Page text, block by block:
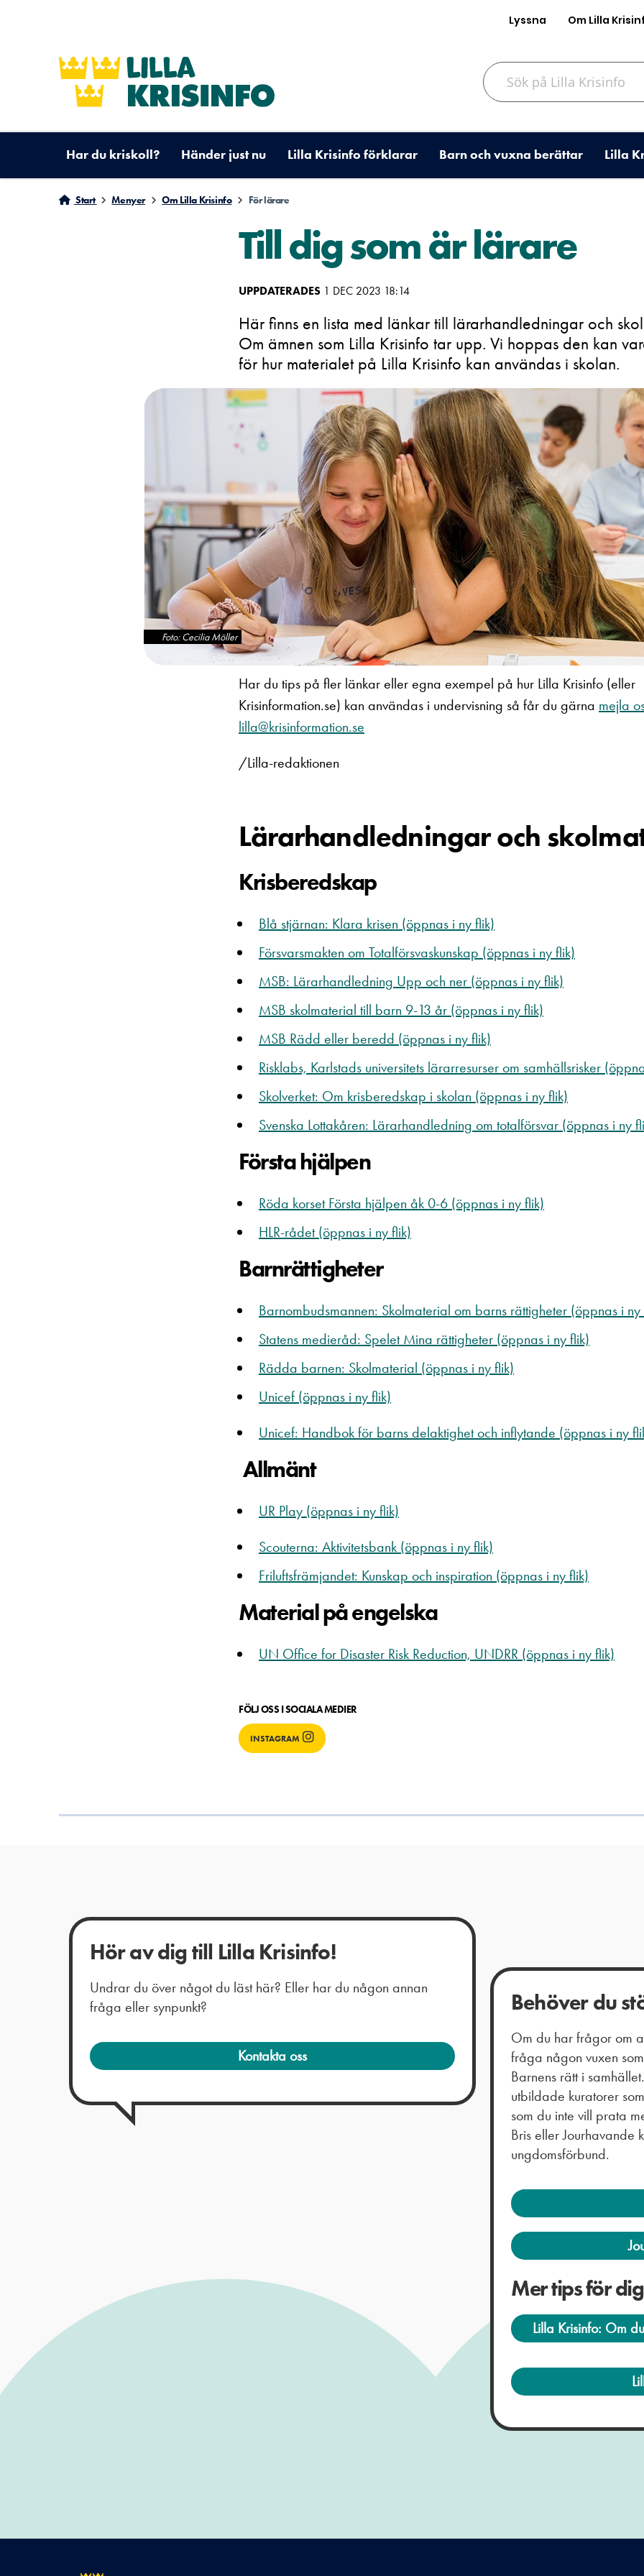
Lyssna Om Lilla
Sök på Lilla Krisinfo
Har du kriskoll? Händer just nu Lilla Krisinfo förklarar Barn och vuxna berättar Lilla
Start Menyer Om Lilla Krisinfo För lärare
Till dig som är lärare
UPPDATERADES 1 DEC 2023 18:14
Här finns en lista med länkar till lärarhandledningar och
Om ämnen som Lilla Krisinfo tar upp. Vi hoppas den kan
för hur materialet på Lilla Krisinfo kan användas i skolan.
Foto: Cecilia Möller
Har du tips på fler länkar eller egna exempel på hur Lilla Krisinfo (eller
Krisinformation.se) kan användas i undervisning så får du gärna mejla
lilla@krisinformation.se
/Lilla-redaktionen
Lärarhandledningar och
Krisberedskap
Blå stjärnan: Klara krisen (öppnas i ny flik)
Försvarsmakten om Totalförsvaskunskap (öppnas i ny flik)
MSB: Lärarhandledning Upp och ner (öppnas i ny flik)
MSB skolmaterial till barn 9-13 år (öppnas i ny flik)
MSB Rädd eller beredd (öppnas i ny flik)
Risklabs, Karlstads universitets lärarresurser om samhällsrisker
Skolverket: Om krisberedskap i skolan (öppnas i ny flik)
Svenska Lottakåren: Lärarhandledning om totalförsvar (öppnas i ny
Första hjälpen
Röda korset Första hjälpen åk 0-6 (öppnas i ny flik)
HLR-rådet (öppnas i ny flik)
Barnrättigheter
Barnombudsmannen: Skolmaterial om barns rättigheter (öppnas i ny
Statens medieråd: Spelet Mina rättigheter (öppnas i ny flik)
Rädda barnen: Skolmaterial (öppnas i ny flik)
Unicef (öppnas i ny flik)
Unicef: Handbok för barns delaktighet och inflytande (öppnas i ny
Allmänt
UR Play (öppnas i ny flik)
Scouterna: Aktivitetsbank (öppnas i ny flik)
Friluftsfrämjandet: Kunskap och inspiration (öppnas i ny flik)
Material på engelska
UN Office for Disaster Risk Reduction, UNDRR (öppnas i ny flik)
FÖLJ OSS I SOCIALA MEDIER
INSTAGRAM
Hör av dig till Lilla Krisinfo!
Undrar du över något du läst här? Eller har du någon annan
fråga eller synpunkt?
Kontakta oss
Behöver du
Om du har frågor om
fråga någon vuxen
Barnens rätt i
utbildade kuratorer
som du inte vill prata
Bris eller Jourhavande
ungdomsförbund.
Mer tips för
Lilla Krisinfo: Om